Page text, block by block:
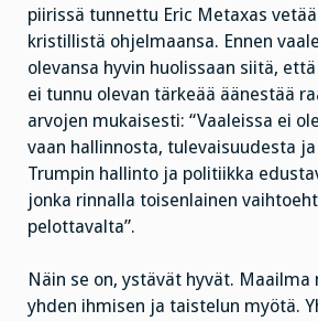
piirissä tunnettu Eric Metaxas
kristillistä ohjelmaansa. Ennen
olevansa hyvin huolissaan siitä,
ei tunnu olevan tärkeää äänestää
arvojen mukaisesti: “Vaaleissa ei
vaan hallinnosta, tulevaisuudesta
Trumpin hallinto ja politiikka
jonka rinnalla toisenlainen
pelottavalta”.
Näin se on, ystävät hyvät. Maailma
yhden ihmisen ja taistelun myötä.